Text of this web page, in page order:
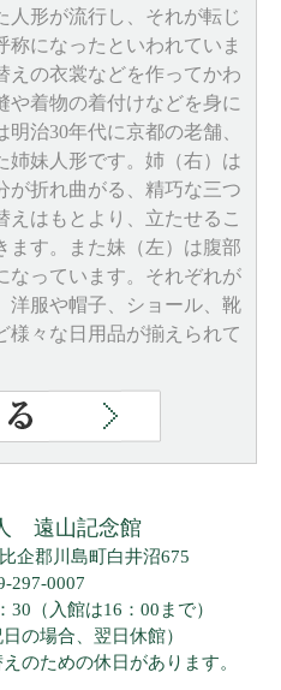
人形が流行し、それが転じ
になったといわれていま
えの衣裳などを作ってかわ
や着物の着付けなどを身に
治30年代に京都の老舗、
姉妹人形です。姉（右）は
が折れ曲がる、精巧な三つ
はもとより、立たせるこ
ます。また妹（左）は腹部
なっています。それぞれが
洋服や帽子、ショール、靴
様々な日用品が揃えられて
遠山記念館
企郡川島町白井沼675
297-0007
（入館は16：00まで）
の場合、翌日休館）
のための休日があります。